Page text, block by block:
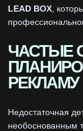
LEAD BOX ,
ЧАСТЫЕ
РЕКЛАМУ
Недостаточная
необоснованным